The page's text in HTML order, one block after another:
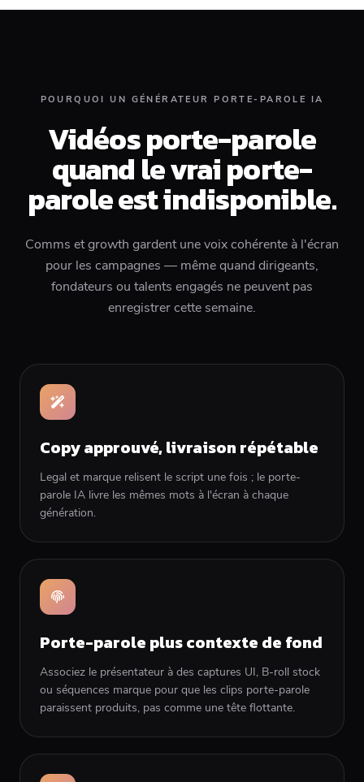
POURQUOI UN GÉNÉRATEUR PORTE-PAROLE IA
Vidéos porte-parole
quand le vrai porte-
parole est indisponible.
Comms et growth gardent une voix cohérente à l'écran
pour les campagnes — même quand dirigeants,
fondateurs ou talents engagés ne peuvent pas
enregistrer cette semaine.
Copy approuvé, livraison répétable
Legal et marque relisent le script une fois ; le porte-
parole IA livre les mêmes mots à l'écran à chaque
génération.
Porte-parole plus contexte de fond
Associez le présentateur à des captures UI, B-roll stock
ou séquences marque pour que les clips porte-parole
paraissent produits, pas comme une tête flottante.